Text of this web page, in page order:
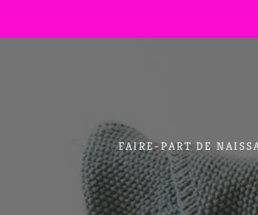
FAIRE-PART DE